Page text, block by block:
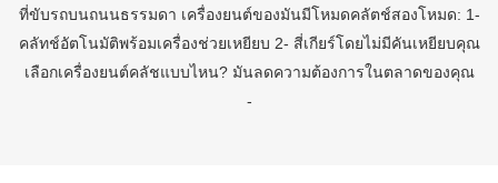
ที่ขับรถบนถนนธรรมดา เครื่องยนต์ของมันมีโหมดคลัตช์สองโหมด: 1-
คลัทช์อัตโนมัติพร้อมเครื่องช่วยเหยียบ 2- สี่เกียร์โดยไม่มีคันเหยียบคุณ
เลือกเครื่องยนต์คลัชแบบไหน? มันลดความต้องการในตลาดของคุณ
-